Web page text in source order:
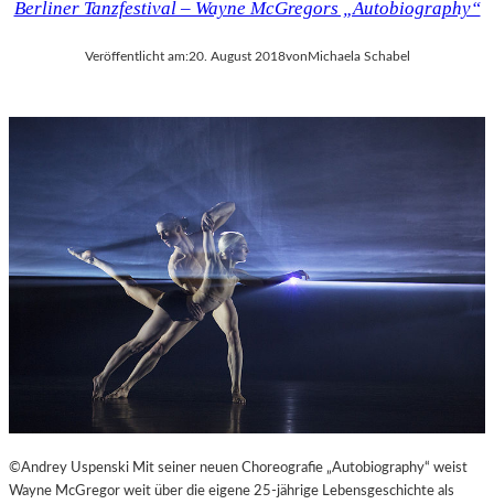
Berliner Tanzfestival – Wayne McGregors „Autobiography“
Veröffentlicht am:20. August 2018von Michaela Schabel
©Andrey Uspenski Mit seiner neuen Choreografie „Autobiography“ weist
Wayne McGregor weit über die eigene 25-jährige Lebensgeschichte als